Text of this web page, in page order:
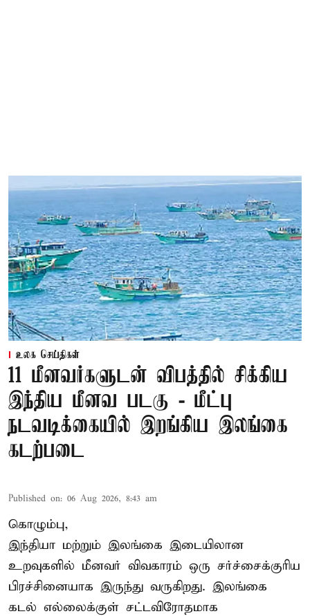
உலக செய்திகள்
11 மீனவர்களுடன் விபத்தில் சிக்கிய
இந்திய மீனவ படகு - மீட்பு
நடவடிக்கையில் இறங்கிய இலங்கை
கடற்படை
Published on: 06 Aug 2026, 8:43 am
கொழும்பு,
இந்தியா மற்றும் இலங்கை இடையிலான
உறவுகளில் மீனவர் விவகாரம் ஒரு சர்ச்சைக்குரிய
பிரச்சினையாக இருந்து வருகிறது. இலங்கை
கடல் எல்லைக்குள் சட்டவிரோதமாக